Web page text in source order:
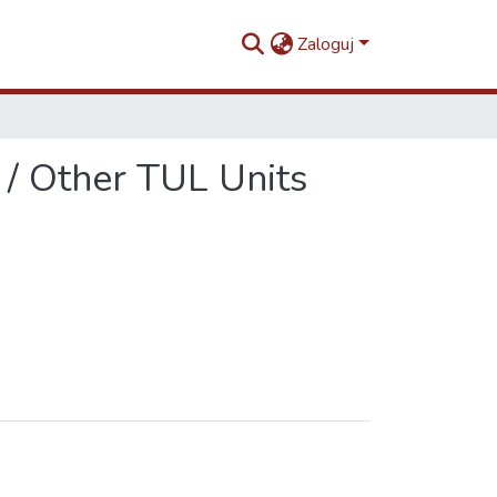
Zaloguj
Other TUL Units